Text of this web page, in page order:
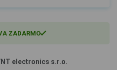
ZADARMO
electronics s.r.o.